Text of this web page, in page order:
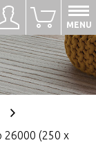
Přihlásit se
0
MENU
26000 (250 x